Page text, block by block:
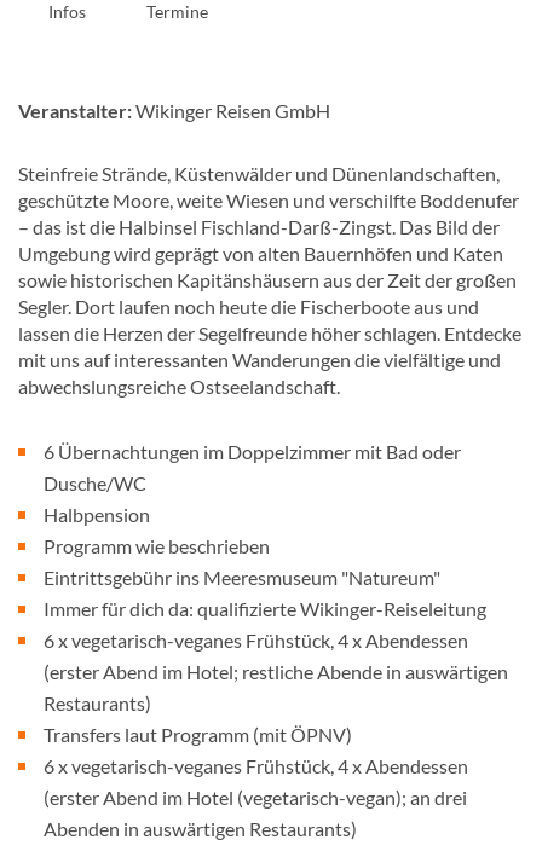
Infos Termine
Veranstalter:Wikinger Reisen GmbH
Steinfreie Strände, Küstenwälder und Dünenlandschaften,
geschützte Moore, weite Wiesen und verschilfte Boddenufer
– das ist die Halbinsel Fischland-Darß-Zingst. Das Bild der
Umgebung wird geprägt von alten Bauernhöfen und Katen
sowie historischen Kapitänshäusern aus der Zeit der großen
Segler. Dort laufen noch heute die Fischerboote aus und
lassen die Herzen der Segelfreunde höher schlagen. Entdecke
mit uns auf interessanten Wanderungen die vielfältige und
abwechslungsreiche Ostseelandschaft.
6 Übernachtungen im Doppelzimmer mit Bad oder
Dusche/WC
Halbpension
Programm wie beschrieben
Eintrittsgebühr ins Meeresmuseum "Natureum"
Immer für dich da: qualifizierte Wikinger-Reiseleitung
6 x vegetarisch-veganes Frühstück, 4 x Abendessen
(erster Abend im Hotel; restliche Abende in auswärtigen
Restaurants)
Transfers laut Programm (mit ÖPNV)
6 x vegetarisch-veganes Frühstück, 4 x Abendessen
(erster Abend im Hotel (vegetarisch-vegan); an drei
Abenden in auswärtigen Restaurants)